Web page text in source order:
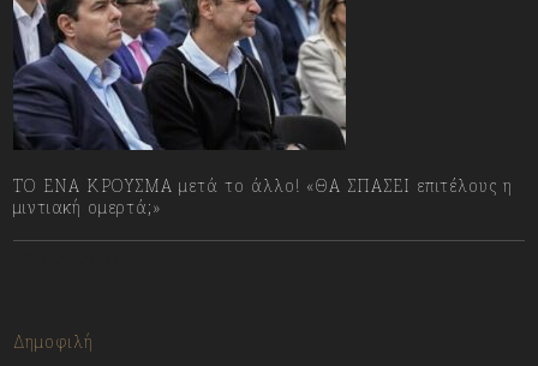
ΤΟ ΕΝΑ ΚΡΟΥΣΜΑ μετά το άλλο! «ΘΑ ΣΠΑΣΕΙ επιτέλους η
μιντιακή ομερτά;»
Δημοφιλή